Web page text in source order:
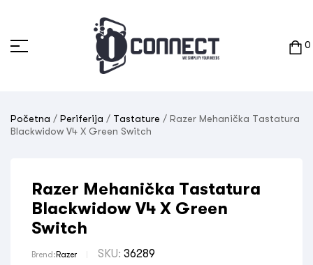
0
Početna / Periferija / Tastature / Razer Mehanička Tastatura
Blackwidow V4 X Green Switch
Razer Mehanička Tastatura
Blackwidow V4 X Green
Switch
Brend: Razer SKU: 36289